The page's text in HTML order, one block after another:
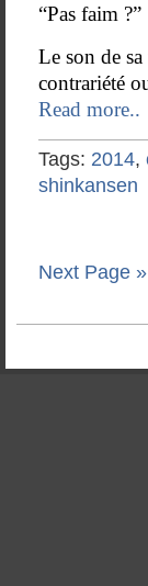
“Pas faim ?”
Le son de
contrariété
Read more..
Tags: 2014,
shinkansen
Next Page »